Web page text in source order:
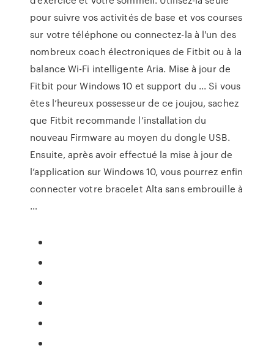
pour suivre vos activités de base et vos courses
sur votre téléphone ou connectez-la à l'un des
nombreux coach électroniques de Fitbit ou à la
balance Wi-Fi intelligente Aria. Mise à jour de
Fitbit pour Windows 10 et support du ... Si vous
êtes l’heureux possesseur de ce joujou, sachez
que Fitbit recommande l’installation du
nouveau Firmware au moyen du dongle USB.
Ensuite, après avoir effectué la mise à jour de
l’application sur Windows 10, vous pourrez enfin
connecter votre bracelet Alta sans embrouille à
…